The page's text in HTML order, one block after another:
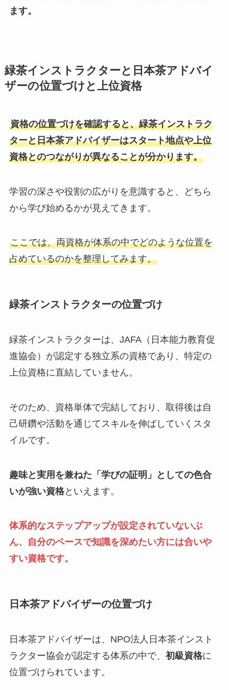
ます。
緑茶インストラクターと日本茶アドバイ
ザーの位置づけと上位資格
資格の位置づけを確認すると、緑茶インストラク
ターと日本茶アドバイザーはスタート地点や上位
資格とのつながりが異なることが分かります。
学習の深さや役割の広がりを意識すると、どちら
から学び始めるかが見えてきます。
ここでは、両資格が体系の中でどのような位置を
占めているのかを整理してみます。
緑茶インストラクターの位置づけ
緑茶インストラクターは、JAFA（日本能力教育促
進協会）が認定する独立系の資格であり、特定の
上位資格に直結していません。
そのため、資格単体で完結しており、取得後は自
己研鑽や活動を通じてスキルを伸ばしていくスタ
イルです。
趣味と実用を兼ねた「学びの証明」としての色合
いが強い資格といえます。
体系的なステップアップが設定されていないぶ
ん、自分のペースで知識を深めたい方には合いや
すい資格です。
日本茶アドバイザーの位置づけ
日本茶アドバイザーは、NPO法人日本茶インスト
ラクター協会が認定する体系の中で、 初級資格に
位置づけられています。